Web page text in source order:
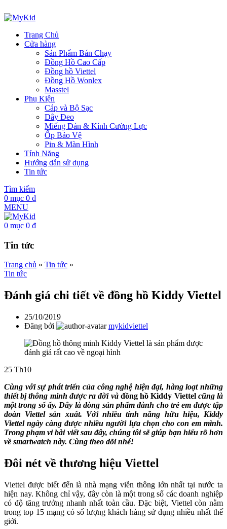
Trang Chủ
Cửa hàng
Sản Phẩm Bán Chạy
Đồng Hồ Cao Cấp
Đồng hồ Viettel
Đồng Hồ Wonlex
Masstel
Phụ Kiện
Cáp và Bộ Sạc
Dây Đeo
Miếng Dán & Kính Cường Lực
Ốp Bảo Vệ
Pin & Màn Hình
Tính Năng
Hướng dẫn sử dụng
Tin tức
Tìm kiếm
0 mục 0 ₫
MENU
0 mục 0 ₫
Tin tức
Trang chủ » Tin tức »
Tin tức
Đánh giá chi tiết về đồng hồ Kiddy Viettel
25/10/2019
Đăng bởi
mykidviettel
25 Th10
Cùng với sự phát triển của công nghệ hiện đại, hàng loạt những
thiết bị thông minh được ra đời và đồng hồ Kiddy Viettel cũng là
một trong số ấy. Đây là dòng sản phẩm dành cho trẻ em được tập
đoàn Viettel sản xuất. Với nhiều tính năng hữu hiệu, Kiddy
Viettel ngày càng được nhiều người lựa chọn cho con em mình.
Trong phạm vi bài viết sau đây, chúng tôi sẽ giúp bạn hiểu rõ hơn
về smartwatch này. Cùng theo dõi nhé!
Đôi nét về thương hiệu Viettel
Viettel được biết đến là nhà mạng viễn thông lớn nhất tại nước ta
hiện nay. Không chỉ vậy, đây còn là một trong số các doanh nghiệp
có độ tăng trưởng nhanh nhất toàn cầu. Đặc biệt, Viettel còn nằm
trong top 15 mạng có số lượng khách hàng sử dụng nhiều nhất thế
giới.